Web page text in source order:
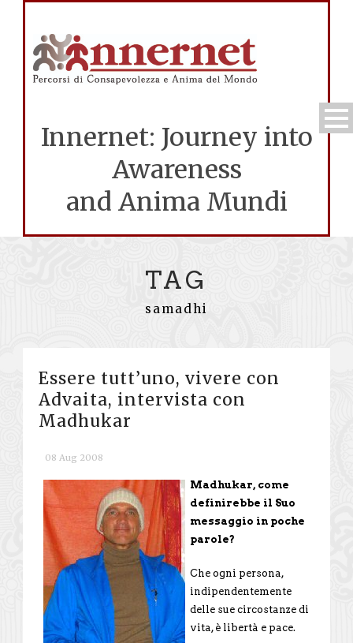
Innernet: Journey into
Awareness
and Anima Mundi
TAG
samadhi
Essere tutt’uno, vivere con
Advaita, intervista con
Madhukar
08 Aug 2008
Madhukar, come
definirebbe il Suo
messaggio in poche
parole?
Che ogni persona,
indipendentemente
delle sue circostanze di
vita, è libertà e pace.